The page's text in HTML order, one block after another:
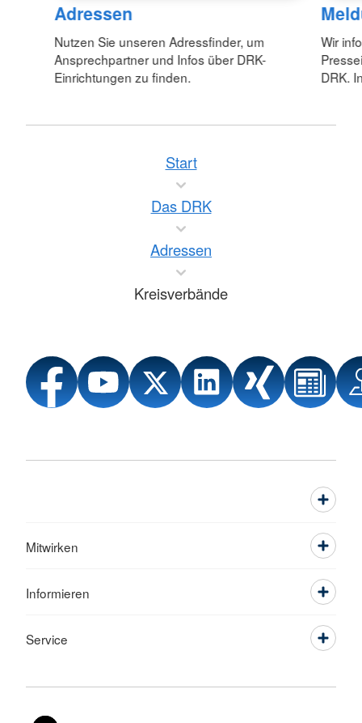
Adressen
Nutzen Sie unseren Adressfinder, um
Ansprechpartner und Infos über DRK-
Einrichtungen zu finden.
Wir
DRK.
Start
Das DRK
Adressen
Kreisverbände
Mitwirken
Informieren
Service
Sprache wechseln zu